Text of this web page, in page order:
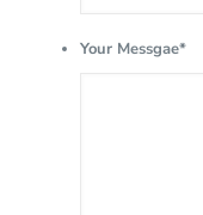
Your Messgae*